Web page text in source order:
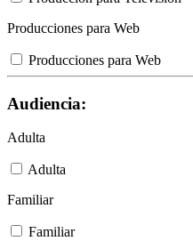
Producciones para Web
Producciones para Web
Audiencia:
Adulta
Adulta
Familiar
Familiar